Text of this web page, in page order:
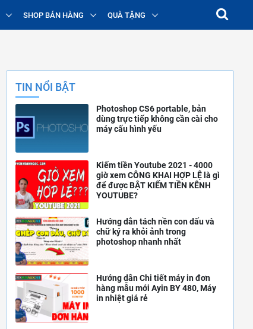
SHOP BÁN HÀNG QUÀ TẶNG
TIN NỔI BẬT
Photoshop CS6 portable, bản
dùng trực tiếp không cần cài cho
máy cấu hình yếu
Kiếm tiền Youtube 2021 - 4000
giờ xem CÔNG KHAI HỢP LỆ là gì
để được BẬT KIẾM TIỀN KÊNH
YOUTUBE?
Hướng dẫn tách nền con dấu và
chữ ký ra khỏi ảnh trong
photoshop nhanh nhất
Hướng dẫn Chi tiết máy in đơn
hàng mẫu mới Ayin BY 480, Máy
in nhiệt giá rẻ